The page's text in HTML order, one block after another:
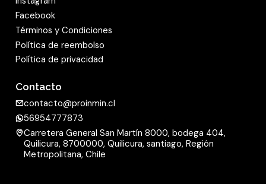
Facebook
Términos y Condiciones
Política de reembolso
Política de privacidad
Contacto
contacto@proinmin.cl
56954777873
Carretera General San Martín 8000, bodega 404,
Quilicura, 8700000, Quilicura, santiago, Región
Metropolitana, Chile